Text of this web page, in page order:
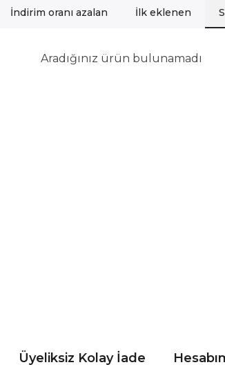
İndirim oranı azalan İlk eklenen
Aradığınız ürün bulunamadı
Üyeliksiz Kolay İade